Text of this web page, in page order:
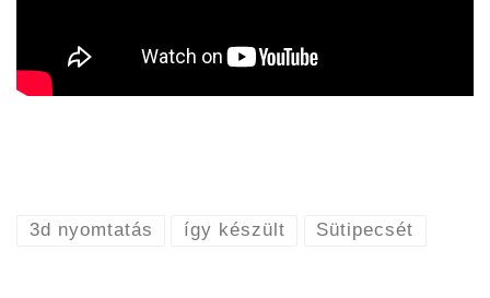
3d nyomtatás így készült Sütipecsét